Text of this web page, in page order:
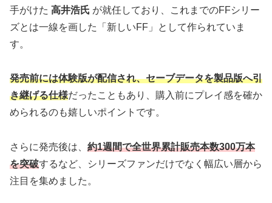
手がけた 高井浩氏 が就任しており、これまでのFFシリー
ズとは一線を画した「新しいFF」として作られていま
す。
発売前には体験版が配信され、セーブデータを製品版へ引
き継げる仕様だったこともあり、購入前にプレイ感を確か
められるのも嬉しいポイントです。
さらに発売後は、 約1週間で全世界累計販売本数300万本
を突破するなど、シリーズファンだけでなく幅広い層から
注目を集めました。